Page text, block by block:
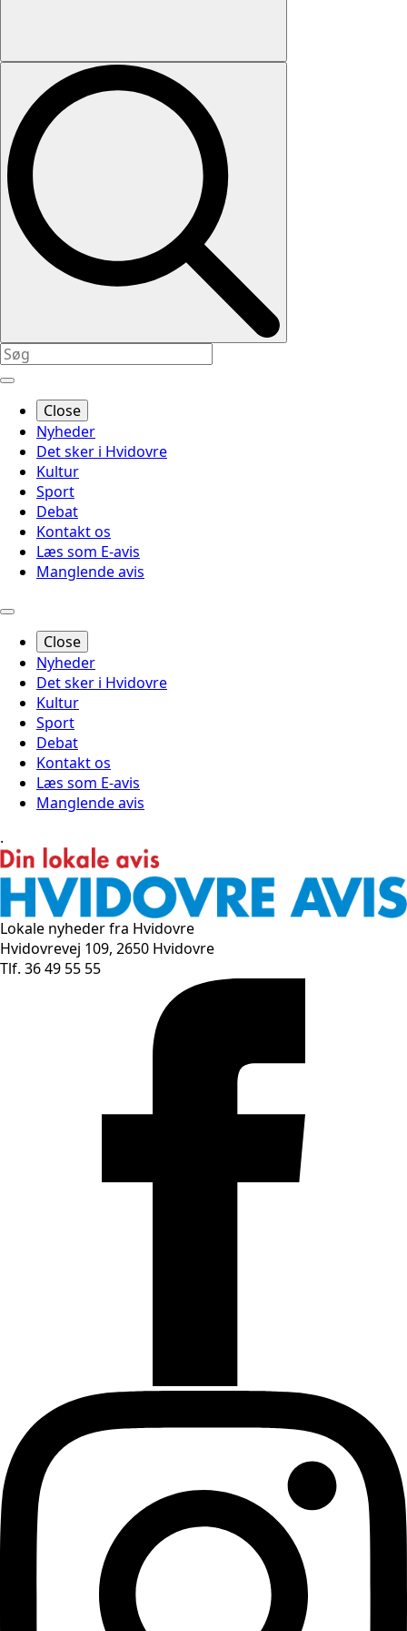
Close
Nyheder
Det sker i Hvidovre
Kultur
Sport
Debat
Kontakt os
Læs som E-avis
Manglende avis
Close
Nyheder
Det sker i Hvidovre
Kultur
Sport
Debat
Kontakt os
Læs som E-avis
Manglende avis
.
Lokale nyheder fra Hvidovre
Hvidovrevej 109, 2650 Hvidovre
Tlf. 36 49 55 55